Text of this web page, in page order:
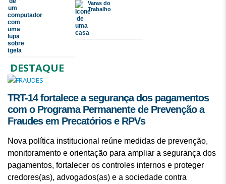
Varas do
Trabalho
DESTAQUE
TRT-14 fortalece a segurança dos pagamentos
com o Programa Permanente de Prevenção a
Fraudes em Precatórios e RPVs
Nova política institucional reúne medidas de prevenção,
monitoramento e orientação para ampliar a segurança dos
pagamentos, fortalecer os controles internos e proteger
credores(as), advogados(as) e a sociedade contra